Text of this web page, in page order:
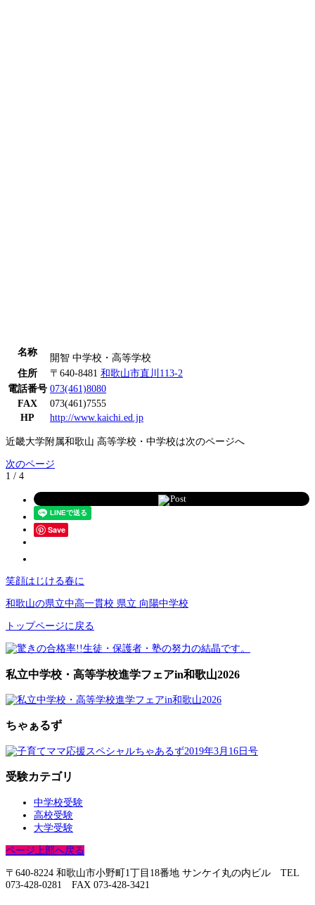
名称
開智 中学校・高等学校
住所
〒640-8481 和歌山市直川113-2
電話番号 073(461)8080
FAX
073(461)7555
HP
http://www.kaichi.ed.jp
近畿大学附属和歌山 高等学校・中学校は次のページへ
次のページ
1 / 4
Post
Save
笑顔はじける春に
和歌山の県立中高一貫校 県立 向陽中学校
トップページに戻る
私立中学校・高等学校進学フェアin和歌山2026
ちゃぁるず
受験カテゴリ
中学校受験
高校受験
大学受験
ページ上部へ戻る
〒640-8224 和歌山市小野町1丁目18番地 サンケイ丸の内ビル TEL
073-428-0281 FAX 073-428-3421